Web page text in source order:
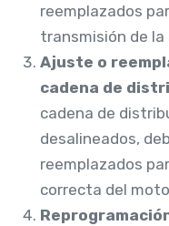
reemplazados
transmisión de la
Ajuste o
cadena de
cadena de
desalineados,
reemplazados
correcta del